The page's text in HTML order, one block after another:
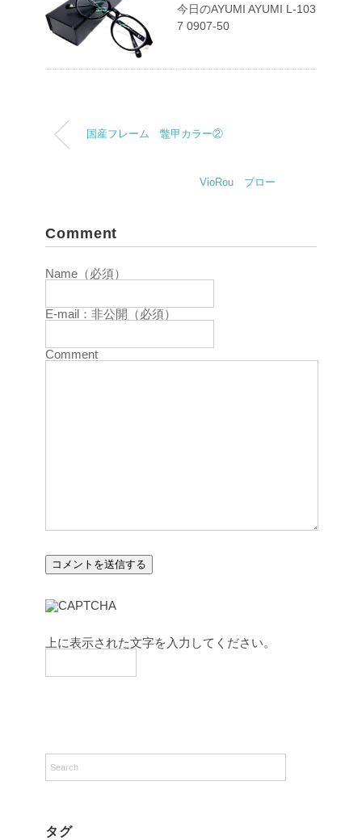
今日のAYUMI AYUMI L-103
7 0907-50
国産フレーム 鼈甲カラー②
VioRou ブロー
Comment
Name（必須）
E-mail：非公開（必須）
Comment
上に表示された文字を入力してください。
タグ